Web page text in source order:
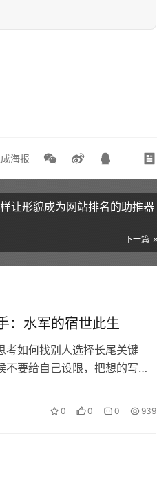
海报
让形貌成为网站排名的助推器
下一篇
：水军的宿世此生
考如何找别人选择长尾关键
要给自己设限，把想的写下
0 0 0 939